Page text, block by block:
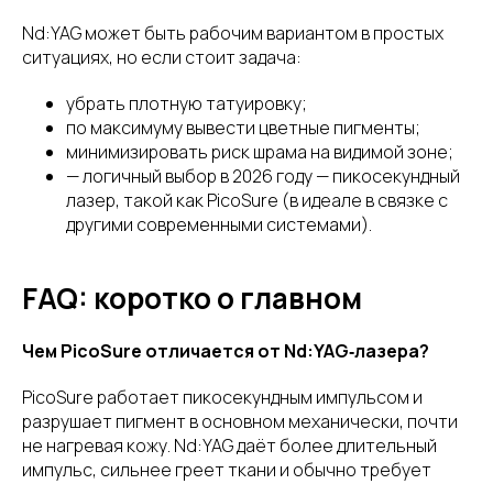
Nd:YAG может быть рабочим вариантом в простых
ситуациях, но если стоит задача:
убрать плотную татуировку;
по максимуму вывести цветные пигменты;
минимизировать риск шрама на видимой зоне;
— логичный выбор в 2026 году — пикосекундный
лазер, такой как PicoSure (в идеале в связке с
другими современными системами).
FAQ: коротко о главном
Чем PicoSure отличается от Nd:YAG‑лазера?
PicoSure работает пикосекундным импульсом и
разрушает пигмент в основном механически, почти
не нагревая кожу. Nd:YAG даёт более длительный
импульс, сильнее греет ткани и обычно требует